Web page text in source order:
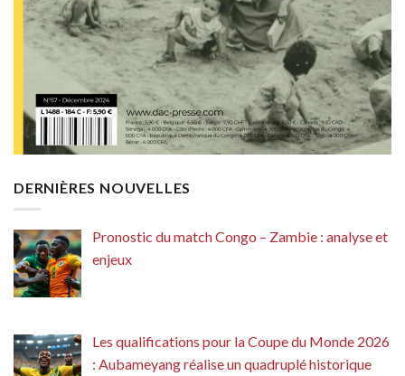
DERNIÈRES NOUVELLES
Pronostic du match Congo – Zambie : analyse et
enjeux
Les qualifications pour la Coupe du Monde 2026
: Aubameyang réalise un quadruplé historique